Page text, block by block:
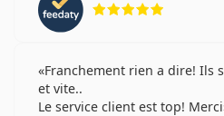
Franchement rien a dire! Ils
et vite..
Le service client est top! Merci